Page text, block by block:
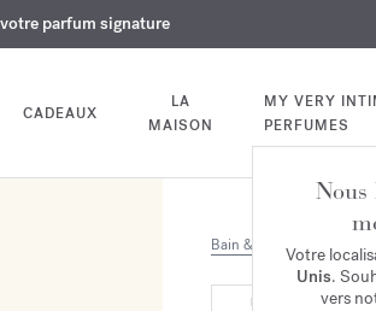
mooddans votre commande*
pour le corps jusqu'au 9 août
votre parfum signature
CADEAUX
LA
MAISON
MY VERY
PERFUMES
Votre
Unis.
vers
Bain & Corps
RUPTURE DE